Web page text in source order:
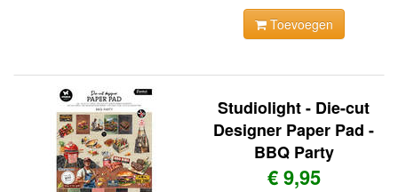
Toevoegen
Studiolight - Die-cut
Designer Paper Pad -
BBQ Party
€ 9,95